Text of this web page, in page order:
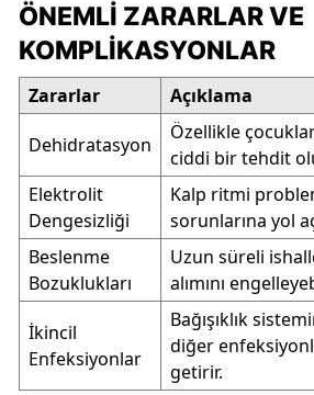
ÖNEMLI ZARARLAR VE
KOMPLIKASYONLAR
Zararlar Açıklama
Dehidratasyon
Özellikle
ciddi bir tehdit
Elektrolit
Dengesizliği
Kalp ritmi
sorunlarına yol
Beslenme
Bozuklukları
Uzun süreli
alımını
İkincil
Enfeksiyonlar
Bağışıklık
diğer
getirir.